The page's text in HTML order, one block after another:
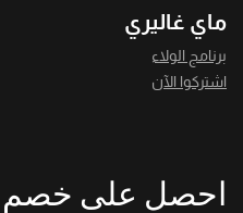
ماي غاليري
برنامج الولاء
اشتركوا الآن
احصل على خصم 10%